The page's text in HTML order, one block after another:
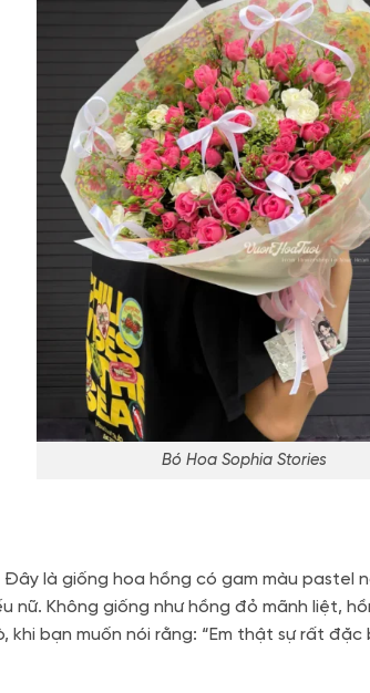
Bó Hoa Sophia Stories
là giống hoa hồng có gam màu
Không giống như hồng đỏ mãnh liệt,
bạn muốn nói rằng: “Em thật sự rất đặc